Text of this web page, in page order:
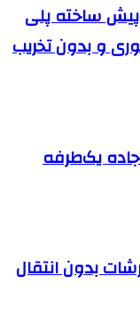
پیش ساخته پلی
و بدون تخریب
جاده یک‌طرفه
بدون انتقال